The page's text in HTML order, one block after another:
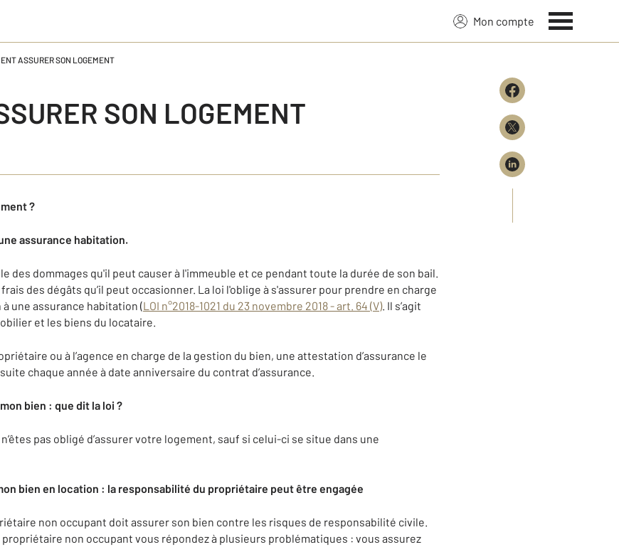
Mon compte
ASSURER SON LOGEMENT
SON LOGEMENT
?
assurance habitation.
des dommages qu'il peut causer à l'immeuble et ce pendant toute la durée de son bail.
des dégâts qu’il peut occasionner. La loi l'oblige à s'assurer pour prendre en charge
une assurance habitation (LOI n°2018-1021 du 23 novembre 2018 - art. 64 (V). Il s’agit
et les biens du locataire.
ou à l’agence en charge de la gestion du bien, une attestation d’assurance le
chaque année à date anniversaire du contrat d’assurance.
bien : que dit la loi ?
pas obligé d’assurer votre logement, sauf si celui-ci se situe dans une
bien en location : la responsabilité du propriétaire peut être engagée
non occupant doit assurer son bien contre les risques de responsabilité civile.
non occupant vous répondez à plusieurs problématiques : vous assurez